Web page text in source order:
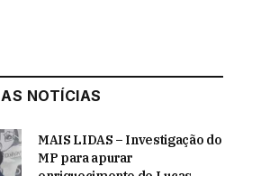
NOTÍCIAS
MAIS LIDAS – Investigação do
MP para apurar